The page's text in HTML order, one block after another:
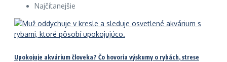
Najčítanejšie
Upokojuje akvárium človeka? Čo hovoria výskumy o rybách, strese